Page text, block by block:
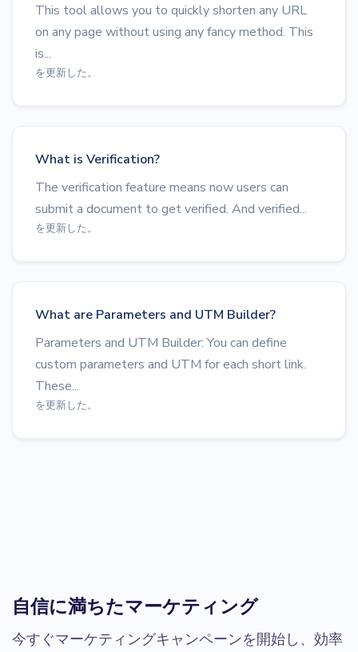
This tool allows you to quickly shorten any URL
on any page without using any fancy method. This
is...
を更新した。
What is Verification?
The verification feature means now users can
submit a document to get verified. And verified...
を更新した。
What are Parameters and UTM Builder?
Parameters and UTM Builder: You can define
custom parameters and UTM for each short link.
These...
を更新した。
自信に満ちたマーケティング
今すぐマーケティングキャンペーンを開始し、効率